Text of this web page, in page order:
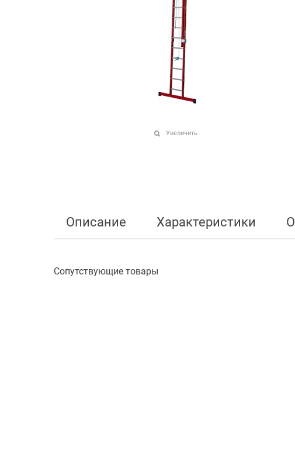
Увеличить
Описание Характеристики
Сопутствующие товары